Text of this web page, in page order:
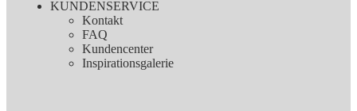
KUNDENSERVICE
Kontakt
FAQ
Kundencenter
Inspirationsgalerie